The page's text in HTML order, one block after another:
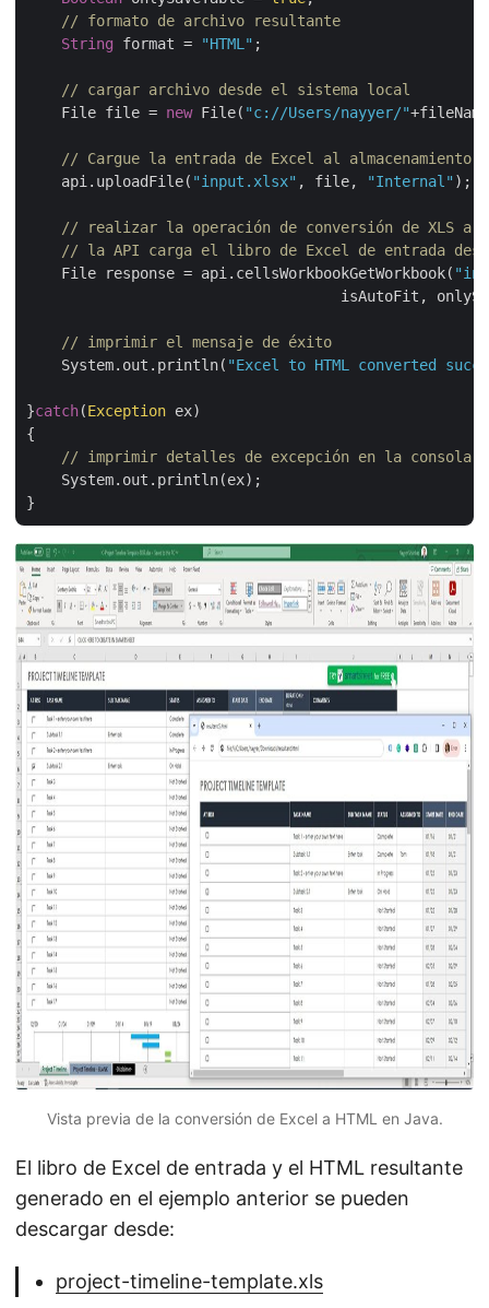
// formato de archivo resultante
String format = "HTML" ;
// cargar archivo desde el sistema local
    File file =
new File( "c://Users/nayyer/"
// Cargue la entrada de Excel al almacenamiento
    api.uploadFile(
"input.xlsx" , file, "Internal" );
// realizar la operación de conversión de XLS a
// la API carga el libro de Excel de entrada
    File response = api.cellsWorkbookGetWorkbook(
isAutoFit,
// imprimir el mensaje de éxito
    System.out.println(
"Excel to HTML converted
}catch(Exception ex)
{
// imprimir detalles de excepción en la consola
    System.out.println(ex);
Vista previa de la conversión de Excel a HTML en Java.
El libro de Excel de entrada y el HTML resultante
generado en el ejemplo anterior se pueden
descargar desde:
project-timeline-template.xls